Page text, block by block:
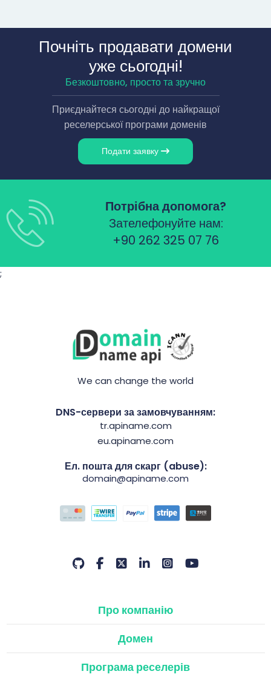
Почніть продавати домени
уже сьогодні!
Безкоштовно, просто та зручно
Приєднайтеся сьогодні до найкращої
реселерської програми доменів
Подати заявку
Потрібна допомога?
Зателефонуйте нам:
+90 262 325 07 76
;
We can change the world
DNS-сервери за замовчуванням:
tr.apiname.com
eu.apiname.com
Ел. пошта для скарг (abuse):
domain@apiname.com
Про компанію
Домен
Програма реселерів